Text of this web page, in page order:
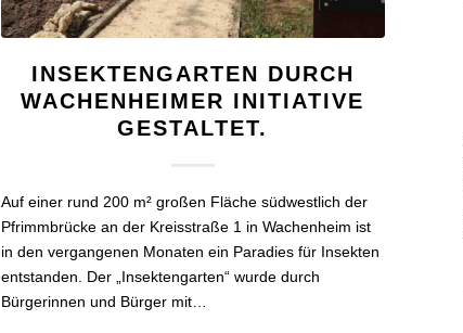
INSEKTENGARTEN DURCH
WACHENHEIMER INITIATIVE
GESTALTET.
Auf einer rund 200 m² großen Fläche südwestlich der
Pfrimmbrücke an der Kreisstraße 1 in Wachenheim ist
in den vergangenen Monaten ein Paradies für Insekten
entstanden. Der „Insektengarten“ wurde durch
Bürgerinnen und Bürger mit…